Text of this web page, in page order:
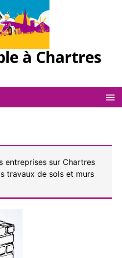
à Chartres
entreprises sur Chartres
travaux de sols et murs